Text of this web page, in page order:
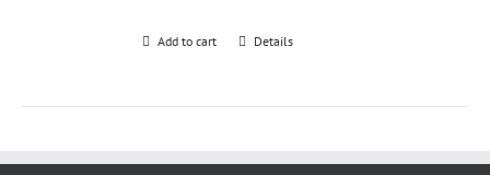
Add to cart Details